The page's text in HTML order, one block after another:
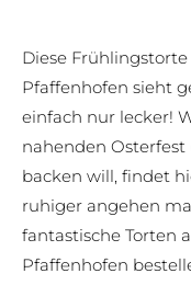
Diese
Pfaffenhofen sieht
einfach nur lecker!
nahenden
backen will, findet
ruhiger angehen
fantastische Torten
Pfaffenhofen